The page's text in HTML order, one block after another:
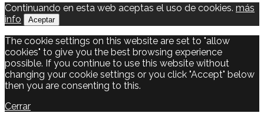
Continuando en esta web aceptas el uso de cookies. más
info
Aceptar
The cookie settings on this website are set to "allow
cookies" to give you the best browsing experience
possible. If you continue to use this website without
changing your cookie settings or you click "Accept" below
then you are consenting to this.
Cerrar